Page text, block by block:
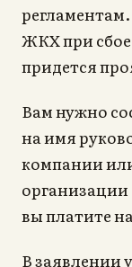
ЖКХ при
придется
Вам нужно
на имя
компании
организации
вы платите
В заявлении